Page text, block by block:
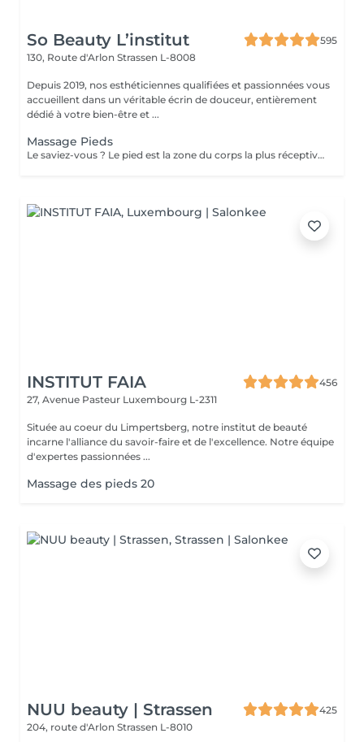
So Beauty L’institut
595
130, Route d'Arlon Strassen L-8008
Depuis 2019, nos esthéticiennes qualifiées et passionnées vous
accueillent dans un véritable écrin de douceur, entièrement
dédié à votre bien-être et ...
Massage Pieds
Le saviez-vous ? Le pied est la zone du corps la plus réceptive au massage. Nous n'y pensons pas assez mais les pieds sont une partie très importante du corps et nécessitent un soin tout particulier ! Supportant toute la charge pondérale ainsi que les agressions extérieures telles que le temps, les chaussures trop serrées, à talons ou simplement le fait de marcher toute la journée, nos pieds sont fortement sollicités ! Les massages des pieds sont donc conseillés et très favorables à notre bien-être général !
INSTITUT FAIA
456
27, Avenue Pasteur Luxembourg L-2311
Située au coeur du Limpertsberg, notre institut de beauté
incarne l'alliance du savoir-faire et de l'excellence. Notre équipe
d'expertes passionnées ...
Massage des pieds 20
NUU beauty | Strassen
425
204, route d'Arlon Strassen L-8010